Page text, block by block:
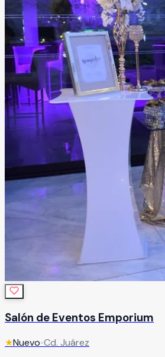
Salón de Eventos Emporium
★Nuevo•Cd. Juárez